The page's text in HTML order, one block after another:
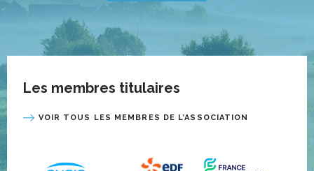
Les membres titulaires
VOIR TOUS LES MEMBRES DE L’ASSOCIATION